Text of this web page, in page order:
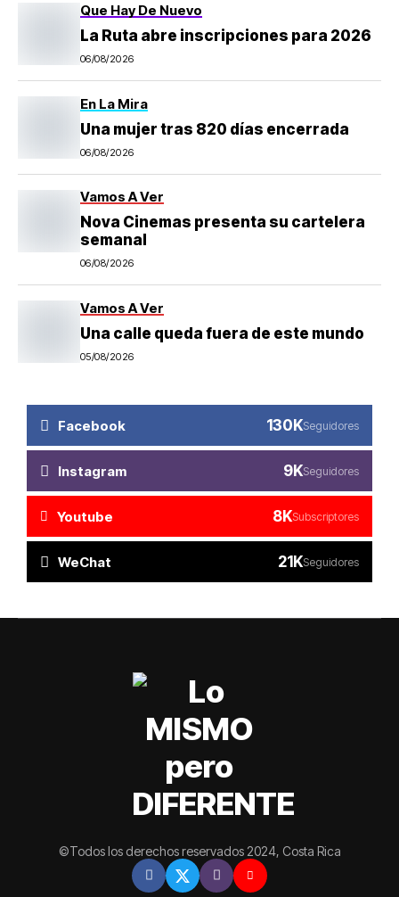
Que Hay De Nuevo
La Ruta abre inscripciones para 2026
06/08/2026
En La Mira
Una mujer tras 820 días encerrada
06/08/2026
Vamos A Ver
Nova Cinemas presenta su cartelera
semanal
06/08/2026
Vamos A Ver
Una calle queda fuera de este mundo
05/08/2026
Facebook 130KSeguidores
Instagram 9KSeguidores
Youtube 8KSubscriptores
WeChat 21KSeguidores
©Todos los derechos reservados 2024, Costa Rica